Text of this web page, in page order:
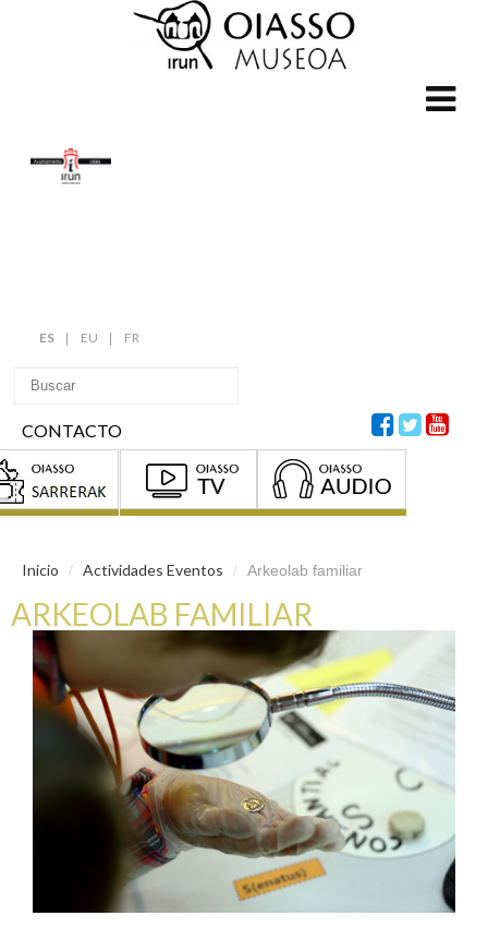
ES EU FR
CONTACTO
Inicio / Actividades Eventos / Arkeolab familiar
ARKEOLAB FAMILIAR